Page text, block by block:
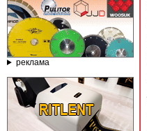
реклама